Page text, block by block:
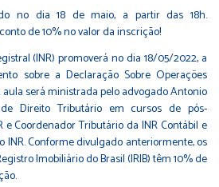
no dia 18 de maio, a partir das 18h.
de 10% no valor da inscrição!
(INR) promoverá no dia 18/05/2022, a
sobre a Declaração Sobre Operações
será ministrada pelo advogado Antonio
Direito Tributário em cursos de pós-
e Coordenador Tributário da INR Contábil e
INR. Conforme divulgado anteriormente, os
Imobiliário do Brasil (IRIB) têm 10% de